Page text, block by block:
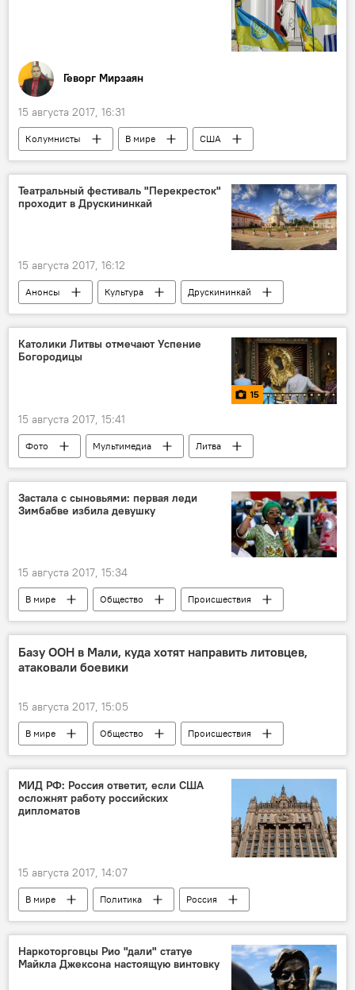
Геворг Мирзаян
15 августа 2017, 16:31
Колумнисты В мире
США
КНДР
Украина
война
ядерное оружие
Театральный фестиваль "Перекресток"
проходит в Друскининкай
15 августа 2017, 16:12
Анонсы Культура
Друскининкай
фестиваль "Перекресток"
театр
Католики Литвы отмечают Успение
Богородицы
15
15 августа 2017, 15:41
Фото Мультимедиа Литва
Застала с сыновьями: первая леди
Зимбабве избила девушку
15 августа 2017, 15:34
В мире Общество
Происшествия
Зимбабве
Грейс Мугабе
Роберт Мугабе
Базу ООН в Мали, куда хотят направить литовцев,
атаковали боевики
15 августа 2017, 15:05
В мире Общество
Происшествия
Мали
ООН MINUSMA
МИД РФ: Россия ответит, если США
осложнят работу российских
дипломатов
15 августа 2017, 14:07
В мире Политика
Россия
США
Сергей Рябков
Барак Обама
МИД России
Госдепартамент США
санкции против России
Госдеп
Наркоторговцы Рио "дали" статуе
Майкла Джексона настоящую винтовку